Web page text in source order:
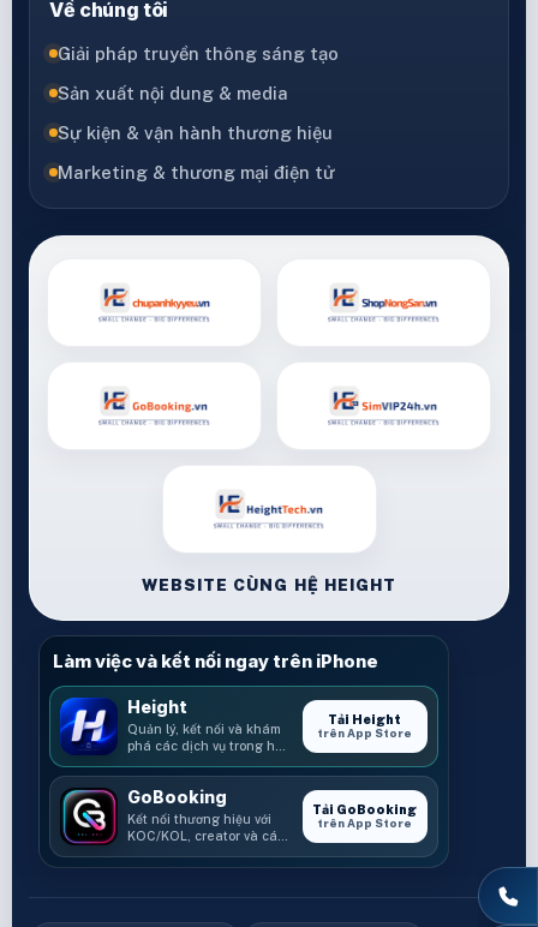
Về chúng tôi
Giải pháp truyền thông sáng tạo
Sản xuất nội dung & media
Sự kiện & vận hành thương hiệu
Marketing & thương mại điện tử
WEBSITE CÙNG HỆ HEIGHT
Làm việc và kết nối ngay trên iPhone
Height
Quản lý, kết nối và khám
phá các dịch vụ trong hệ
Tải Height
trên App Store
GoBooking
Kết nối thương hiệu với
KOC/KOL, creator và các
Tải GoBooking
trên App Store